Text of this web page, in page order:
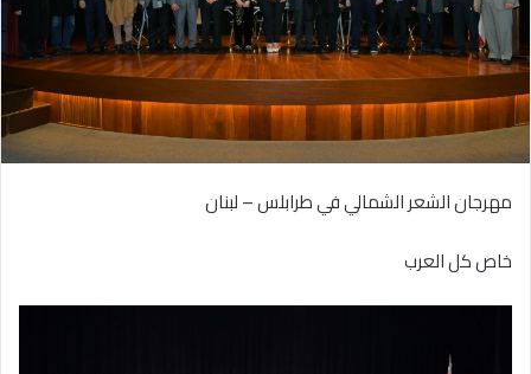
مهرجان الشعر الشمالي في طرابلس – لبنان
خاص كل العرب